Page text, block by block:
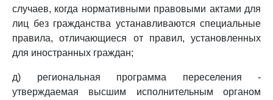
случаев, когда нормативными правовыми актами для
лиц без гражданства устанавливаются специальные
правила, отличающиеся от правил, установленных
для иностранных граждан;
д) региональная программа переселения -
утверждаемая высшим исполнительным органом